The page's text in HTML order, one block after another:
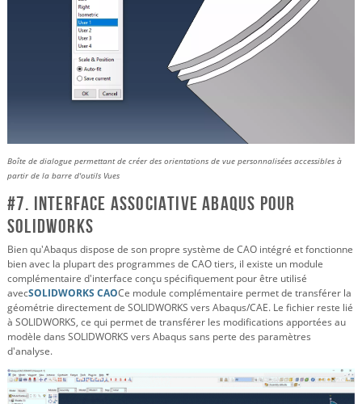
Boîte de dialogue permettant de créer des orientations de vue personnalisées accessibles à
partir de la barre d'outils Vues
#7. Interface associative Abaqus pour
SOLIDWORKS
Bien qu'Abaqus dispose de son propre système de CAO intégré et fonctionne
bien avec la plupart des programmes de CAO tiers, il existe un module
complémentaire d'interface conçu spécifiquement pour être utilisé
avecSOLIDWORKS CAOCe module complémentaire permet de transférer la
géométrie directement de SOLIDWORKS vers Abaqus/CAE. Le fichier reste lié
à SOLIDWORKS, ce qui permet de transférer les modifications apportées au
modèle dans SOLIDWORKS vers Abaqus sans perte des paramètres
d'analyse.